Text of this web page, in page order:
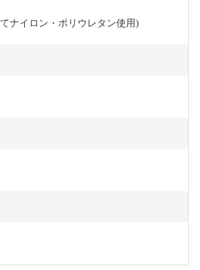
ナイロン・ポリウレタン使用)